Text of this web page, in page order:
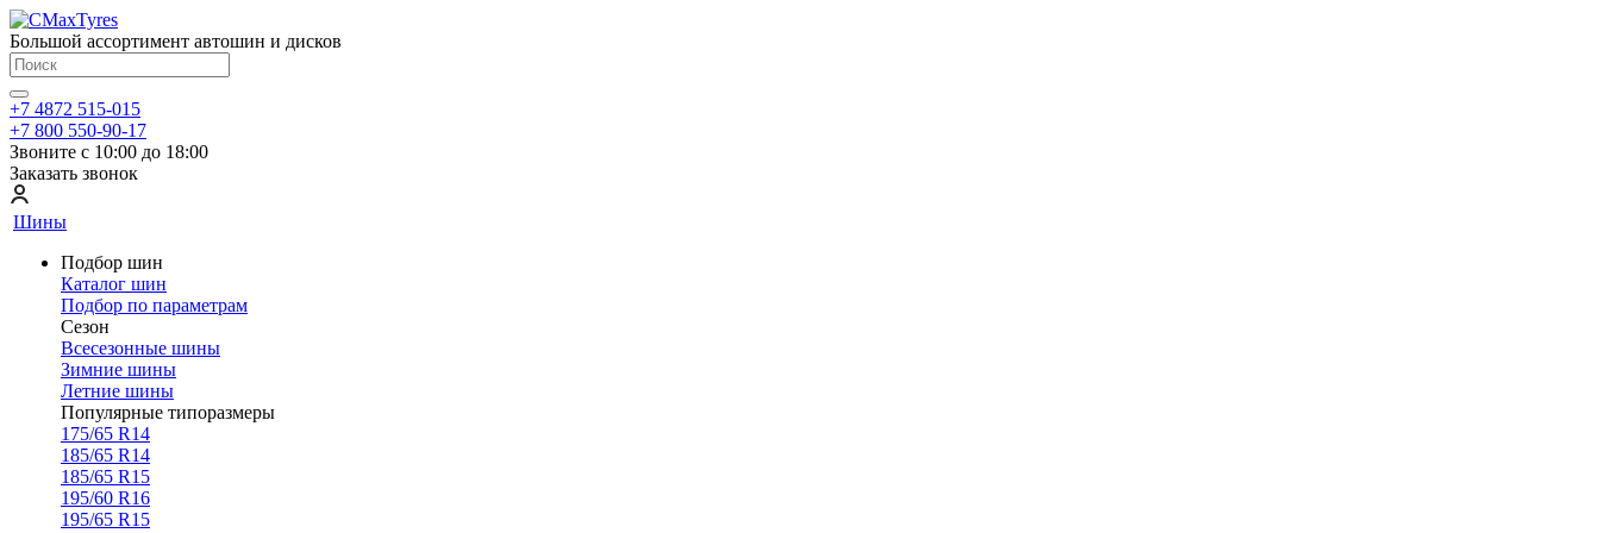
Большой ассортимент автошин и дисков
+7 4872 515-015
+7 800 550-90-17
Звоните с 10:00 до 18:00
Заказать звонок
Шины
Подбор шин
Каталог шин
Подбор по параметрам
Сезон
Всесезонные шины
Зимние шины
Летние шины
Популярные типоразмеры
175/65 R14
185/65 R14
185/65 R15
195/60 R16
195/65 R15